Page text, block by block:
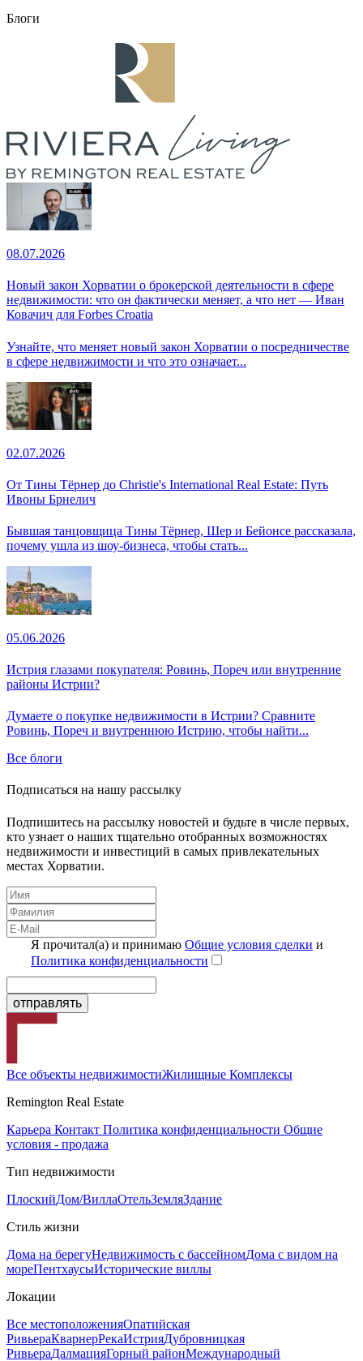
Блоги
08.07.2026
Новый закон Хорватии о брокерской деятельности в сфере
недвижимости: что он фактически меняет, а что нет — Иван
Ковачич для Forbes Croatia
Узнайте, что меняет новый закон Хорватии о посредничестве
в сфере недвижимости и что это означает...
02.07.2026
От Тины Тёрнер до Christie's International Real Estate: Путь
Ивоны Брнелич
Бывшая танцовщица Тины Тёрнер, Шер и Бейонсе рассказала,
почему ушла из шоу-бизнеса, чтобы стать...
05.06.2026
Истрия глазами покупателя: Ровинь, Пореч или внутренние
районы Истрии?
Думаете о покупке недвижимости в Истрии? Сравните
Ровинь, Пореч и внутреннюю Истрию, чтобы найти...
Все блоги
Подписаться на нашу рассылку
Подпишитесь на рассылку новостей и будьте в числе первых,
кто узнает о наших тщательно отобранных возможностях
недвижимости и инвестиций в самых привлекательных
местах Хорватии.
Я прочитал(а) и принимаю Общие условия сделки и
Политика конфиденциальности
Все объекты недвижимостиЖилищные Комплексы
Remington Real Estate
Карьера Контакт Политика конфиденциальности Общие
условия - продажа
Тип недвижимости
ПлоскийДом/ВиллаОтельЗемляЗдание
Стиль жизни
Дома на берегуНедвижимость с бассейномДома с видом на
мореПентхаусыИсторические виллы
Локации
Все местоположенияОпатийская
РивьераКварнерРекаИстрияДубровницкая
РивьераДалмацияГорный районМеждународный